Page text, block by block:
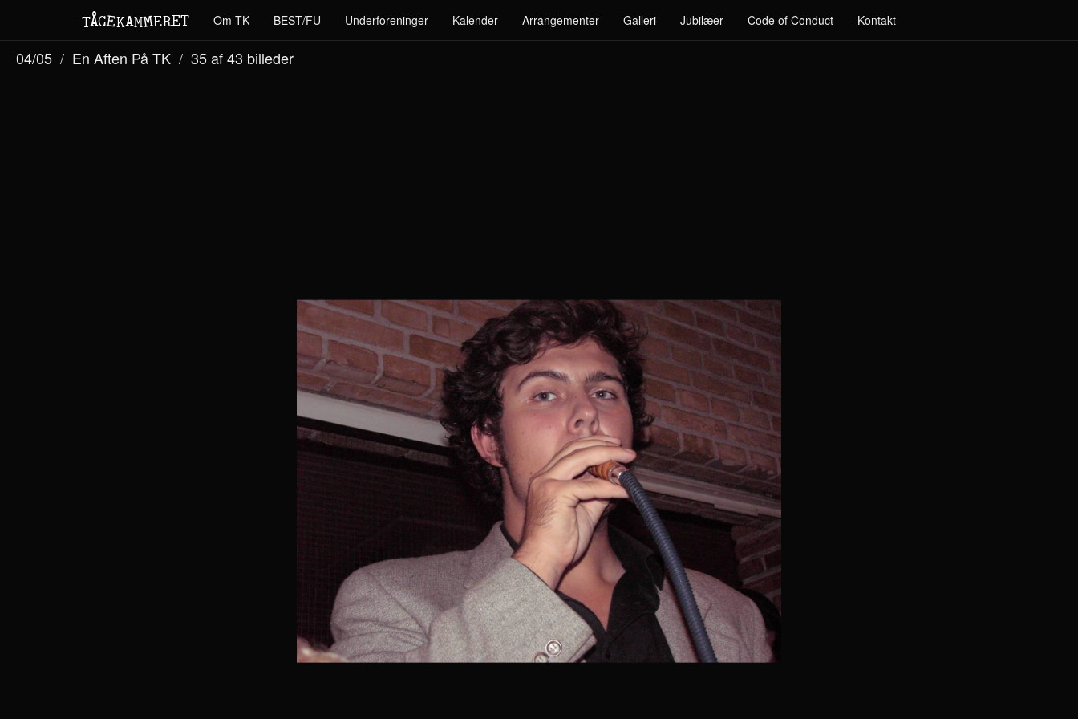
TÅGEKAMMERET Om TK BEST/FU Underforeninger Kalender Arrangementer Galleri Jubilæer Code of Conduct Kontakt
04/05 En Aften På TK 35 af 43 billeder